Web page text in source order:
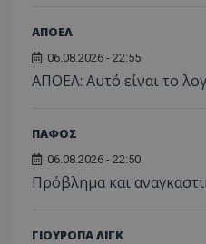
ΑΠΟΕΛ
06.08.2026 - 22:55
ΑΠΟΕΛ: Αυτό είναι το
ΠΑΦΟΣ
06.08.2026 - 22:50
Πρόβλημα και
ΓΙΟΥΡΟΠΑ ΛΙΓΚ